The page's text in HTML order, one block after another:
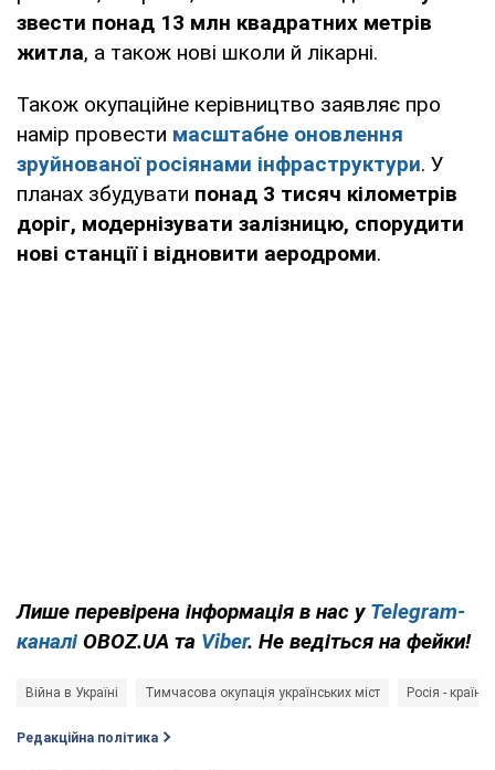
звести понад 13 млн квадратних метрів
житла, а також нові школи й лікарні.
Також окупаційне керівництво заявляє про
намір провести масштабне оновлення
зруйнованої росіянами інфраструктури. У
планах збудувати понад 3 тисяч кілометрів
доріг, модернізувати залізницю, спорудити
нові станції і відновити аеродроми.
Лише перевірена інформація в нас у Telegram-
каналі OBOZ.UA та Viber. Не ведіться на фейки!
Війна в Україні Тимчасова окупація українських міст Росія -
Редакційна політика